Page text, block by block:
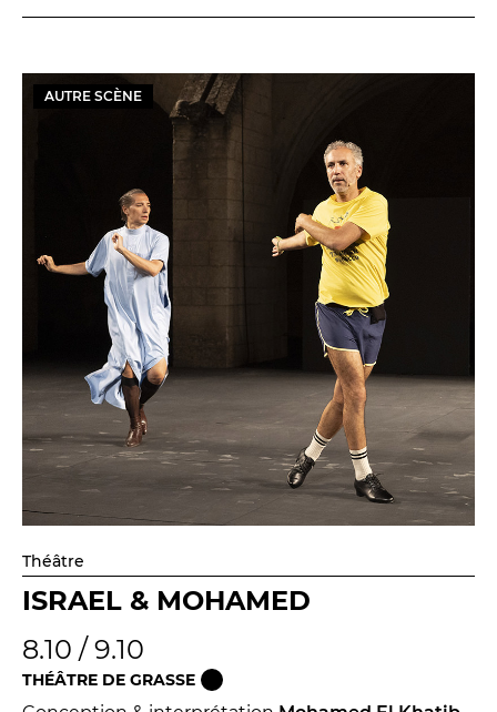
AUTRE SCÈNE
Théâtre
ISRAEL & MOHAMED
8.10 / 9.10
THÉÂTRE DE GRASSE